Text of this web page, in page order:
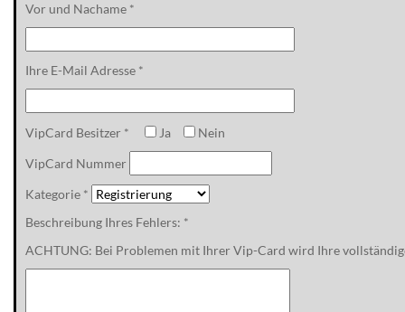
Vor und Nachame *
Ihre E-Mail Adresse *
VipCard Besitzer * Ja
Nein
VipCard Nummer
Kategorie *
Beschreibung Ihres Fehlers: *
ACHTUNG: Bei Problemen mit Ihrer Vip-Card wird Ihre